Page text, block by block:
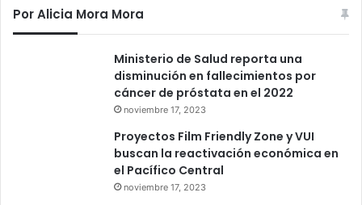
Por Alicia Mora Mora
Ministerio de Salud reporta una
disminución en fallecimientos por
cáncer de próstata en el 2022
noviembre 17, 2023
Proyectos Film Friendly Zone y VUI
buscan la reactivación económica en
el Pacífico Central
noviembre 17, 2023